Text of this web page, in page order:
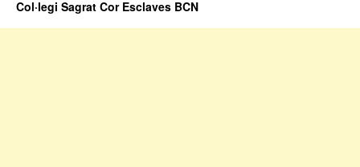
Col·legi Sagrat Cor Esclaves BCN